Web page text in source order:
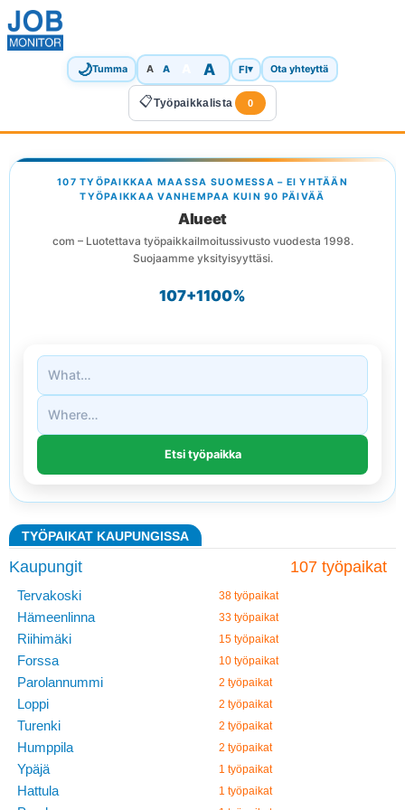
🌙Tumma A A A FI▾ Ota yhteyttä
📋Työpaikkalista 0
107 TYÖPAIKKAA MAASSA SUOMESSA – EI YHTÄÄN
TYÖPAIKKAA VANHEMPAA KUIN 90 PÄIVÄÄ
Alueet
com – Luotettava työpaikkailmoitussivusto vuodesta 1998.
Suojaamme yksityisyyttäsi.
107+1100%
TYÖPAIKAT KAUPUNGISSA
107 työpaikat
Kaupungit
Tervakoski 38 työpaikat
Hämeenlinna 33 työpaikat
Riihimäki 15 työpaikat
Forssa 10 työpaikat
Parolannummi 2 työpaikat
Loppi 2 työpaikat
Turenki 2 työpaikat
Humppila 2 työpaikat
Ypäjä 1 työpaikat
Hattula 1 työpaikat